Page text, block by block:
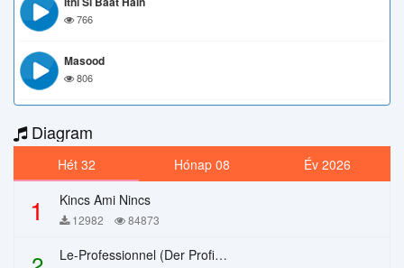
766
Masood
806
Diagram
Hét 32 Hónap 08 Év 2026
1 Kincs Ami Nincs
12982 84873
Le-Professionnel (Der Profi) – Chi Mai